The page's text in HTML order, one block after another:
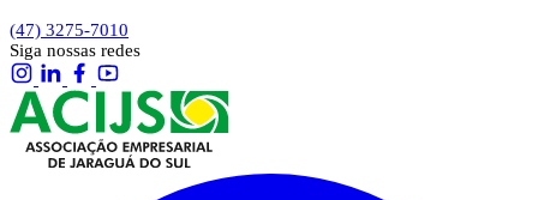
(47) 3275-7010
Siga nossas redes